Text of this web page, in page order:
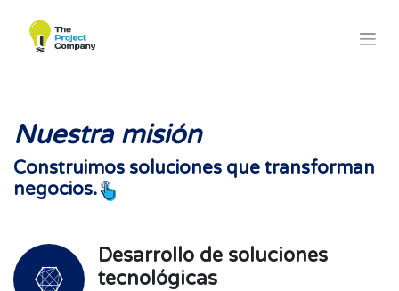
Nuestra misión
Construimos soluciones que transforman
negocios.
Desarrollo de soluciones
tecnológicas